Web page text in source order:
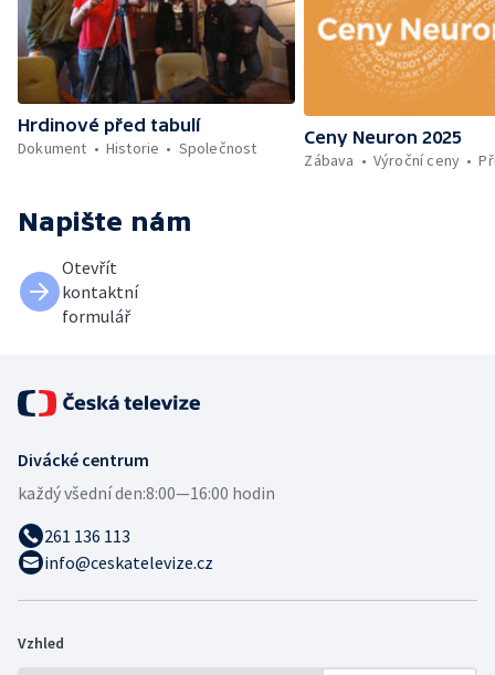
Hrdinové před tabulí
Dokument
Historie Společnost
Ceny Neuron 2025
Zábava
Výroční ceny
Napište nám
Otevřít
kontaktní
formulář
Divácké centrum
každý všední den:8:00—16:00 hodin
261 136 113
info@ceskatelevize.cz
Vzhled